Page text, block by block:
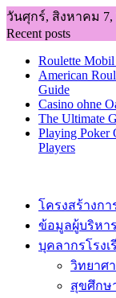
Skip
to
content
วันศุกร์, สิงหาคม 7,
Recent posts
Roulette Mobil
American
Guide
Casino ohne
The Ultimate
Playing Poker
Players
โครงสร้างก
ข้อมูลผู้บริหาร
บุคลากรโรงเ
วิทยาศ
สุขศึกษ